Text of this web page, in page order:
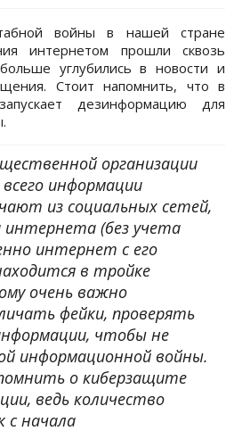
войны в нашей стране
интернетом прошли сквозь
углубились в новости и
Стоит напомнить, что в
дезинформацию для
организации
информации
из социальных сетей,
интернета (без учета
интернет с его
в тройке
очень важно
фейки, проверять
чтобы не
информационной войны.
о киберзащите
ведь количество
с начала